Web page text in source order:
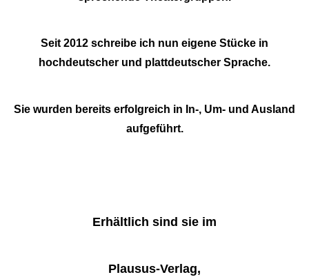
Seit 2012 schreibe ich nun eigene Stücke in
hochdeutscher und plattdeutscher Sprache.
Sie wurden bereits erfolgreich in In-, Um- und Ausland
aufgeführt.
Erhältlich sind sie im
Plausus-Verlag,